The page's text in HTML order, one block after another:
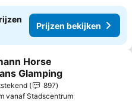
Prijzen bekijken
aan favorieten
Horse
Glamping
bekijken 897
vanaf Stadscentrum